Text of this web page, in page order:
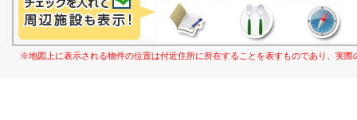
※地図上に表示される物件の位置は付近住所に所在することを表すものであり、実